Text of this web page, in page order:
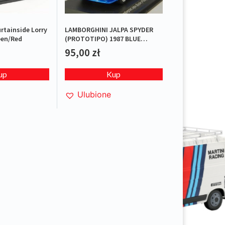
Lorry
Red
LAMBORGHINI JALPA SPYDER
(PROTOTIPO) 1987 BLUE
L.E.1/1000
95,00 zł
Kup
Ulubione